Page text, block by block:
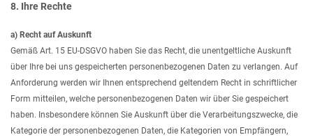
8. Ihre Rechte
a) Recht auf Auskunft
Gemäß Art. 15 EU-DSGVO haben Sie das Recht, die unentgeltliche Auskunft
über Ihre bei uns gespeicherten personenbezogenen Daten zu verlangen. Auf
Anforderung werden wir Ihnen entsprechend geltendem Recht in schriftlicher
Form mitteilen, welche personenbezogenen Daten wir über Sie gespeichert
haben. Insbesondere können Sie Auskunft über die Verarbeitungszwecke, die
Kategorie der personenbezogenen Daten, die Kategorien von Empfängern,